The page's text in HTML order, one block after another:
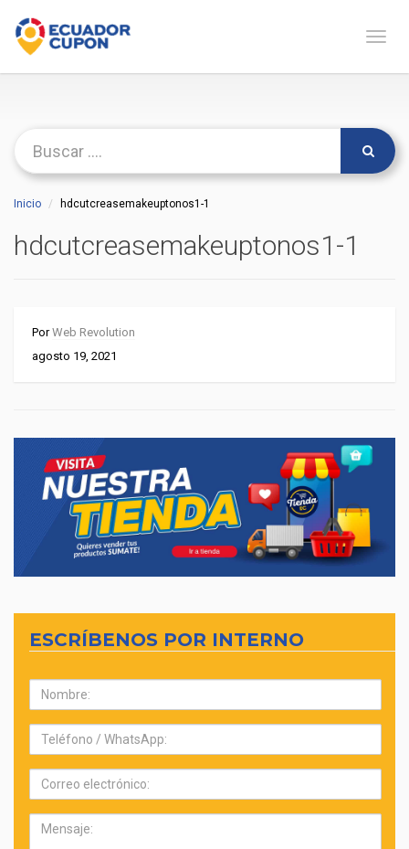
Inicio hdcutcreasemakeuptonos1-1
hdcutcreasemakeuptonos1-1
PorWeb Revolution
agosto 19, 2021
ESCRÍBENOS POR INTERNO
Nombre:
Teléfono:
Correo
electrónico:
Mensaje: